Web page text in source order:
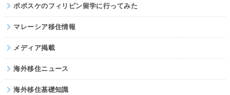
ポポスケのフィリピン留学に行ってみた
マレーシア移住情報
メディア掲載
海外移住ニュース
海外移住基礎知識